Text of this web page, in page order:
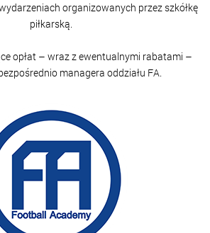
organizowanych przez szkółkę
piłkarską.
opłat – wraz z ewentualnymi rabatami –
managera oddziału FA.